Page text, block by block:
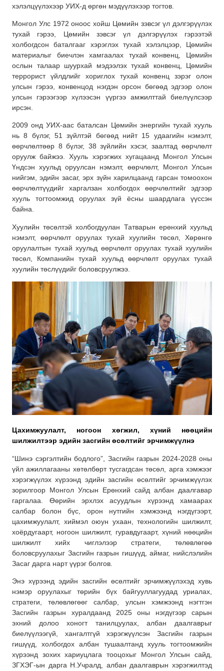
хэлэлцүүлэхээр УИХ-д өргөн мэдүүлэхээр тогтов.
Монгол Улс 1972 оноос хойш Цөмийн зэвсэг үл дэлгэрүүлэх
тухай гэрээ, Цөмийн зэвсэг үл дэлгэрүүлэх гэрээтэй
холбогдсон баталгааг хэрэглэх тухай хэлэлцээр, Цөмийн
материалыг биечлэн хамгаалах тухай конвенц, Цөмийн
ослын талаар шуурхай мэдээлэх тухай конвенц, Цөмийн
террорист үйлдлийг хориглох тухай конвенц зэрэг олон
улсын гэрээ, конвенцод нэгдэн орсон бөгөөд эдгээр олон
улсын гэрээгээр хүлээсэн үүргээ амжилттай биелүүлсээр
ирсэн.
2009 онд УИХ-аас баталсан Цөмийн энергийн тухай хууль
нь 8 бүлэг, 51 зүйлтэй бөгөөд нийт 15 удаагийн нэмэлт,
өөрчлөлтөөр 8 бүлэг, 38 зүйлийн хэсэг, заалтад өөрчлөлт
оруулж байжээ. Хууль хэрэгжих хугацаанд Монгол Улсын
Үндсэн хуульд оруулсан нэмэлт, өөрчлөлт, Монгол Улсын
нийгэм, эдийн засаг, эрх зүйн харилцаанд гарсан томоохон
өөрчлөлтүүдийг харгалзан холбогдох өөрчлөлтийг эдгээр
хууль тогтоомжид оруулах зүй ёсны шаардлага үүссэн
байна.
Хуулийн төсөлтэй холбогдуулан Татварын ерөнхий хуульд
нэмэлт, өөрчлөлт оруулах тухай хуулийн төсөл, Хөрөнгө
оруулалтын тухай хуульд өөрчлөлт оруулах тухай хуулийн
төсөл, Компанийн тухай хуульд өөрчлөлт оруулах тухай
хуулийн төслүүдийг боловсруулжээ.
Цахимжуулалт, ногоон хөгжил, хүний нөөцийн
шилжилтээр эдийн засгийн өсөлтийг эрчимжүүлнэ
“Шинэ сэргэлтийн бодлого”, Засгийн газрын 2024-2028 оны
үйл ажиллагааны хөтөлбөрт тусгагдсан төсөл, арга хэмжээг
хэрэгжүүлэх хүрээнд эдийн засгийн өсөлтийг эрчимжүүлэх
зорилгоор Монгол Улсын Ерөнхий сайд албан даалгавар
гаргалаа. Өөрийн эрхлэх асуудлын хүрээнд хамаарах
салбар болон бүс, орон нутгийн хэмжээнд нэгдүгээрт,
цахимжуулалт, хиймэл оюун ухаан, технологийн шилжилт,
хоёрдугаарт, ногоон шилжилт, гуравдугаарт, хүний нөөцийн
шилжилт хийх чиглэлээр стратеги, төлөвлөгөө
боловсруулахыг Засгийн газрын гишүүд, аймаг, нийслэлийн
Засаг дарга нарт үүрэг болгов.
Энэ хүрээнд эдийн засгийн өсөлтийг эрчимжүүлэхэд хувь
нэмэр оруулахыг төрийн бүх байгууллагуудад уриалах,
стратеги, төлөвлөгөөг салбар, улсын хэмжээнд нэгтгэн
Засгийн газрын хуралдаанд 2025 оны нэгдүгээр сарын
эхний долоо хоногт танилцуулах, албан даалгаврыг
биелүүлээгүй, хангалтгүй хэрэгжүүлсэн Засгийн газрын
гишүүд, холбогдох албан тушаалтанд хууль тогтоомжийн
хүрээнд зохих хариуцлага тооцохыг Монгол Улсын сайд,
ЗГХЭГ-ын дарга Н.Учралд, албан даалгаврын хэрэгжилтэд